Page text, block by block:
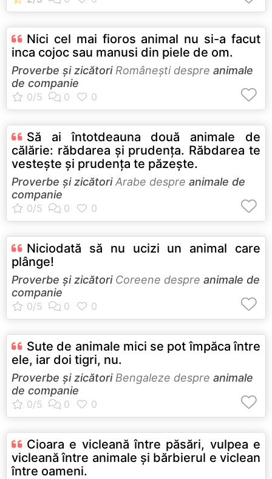
Nici cel mai fioros animal nu si-a facut
inca cojoc sau manusi din piele de om.
Proverbe și zicătoriRomâneşti despre animale
de companie
Să ai întotdeauna două animale de
călărie: răbdarea şi prudenţa. Răbdarea te
vesteşte şi prudenţa te păzeşte.
Proverbe și zicătoriArabe despre animale de
companie
Niciodată să nu ucizi un animal care
plânge!
Proverbe și zicătoriCoreene despre animale de
companie
Sute de animale mici se pot împăca între
ele, iar doi tigri, nu.
Proverbe și zicătoriBengaleze despre animale
de companie
Cioara e vicleană între păsări, vulpea e
vicleană între animale şi bărbierul e viclean
între oameni.